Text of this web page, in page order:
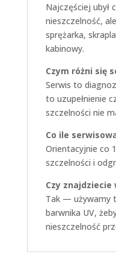
Najczęściej ubył
nieszczelność,
sprężarka,
kabinowy.
Czym różni się
Serwis to
to uzupełnienie
szczelności nie
Co ile
Orientacyjnie co
szczelności i
Czy znajdziecie
Tak — używamy
barwnika UV,
nieszczelność